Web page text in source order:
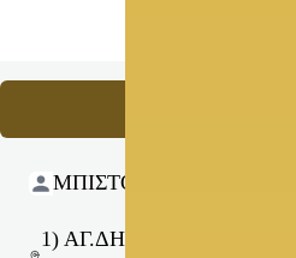
ΜΠΙΣΤΟΛΑΣ ΦΩΤΗΣ
1) ΑΓ.ΔΗΜΗΤΡΙΟΥ 52 -